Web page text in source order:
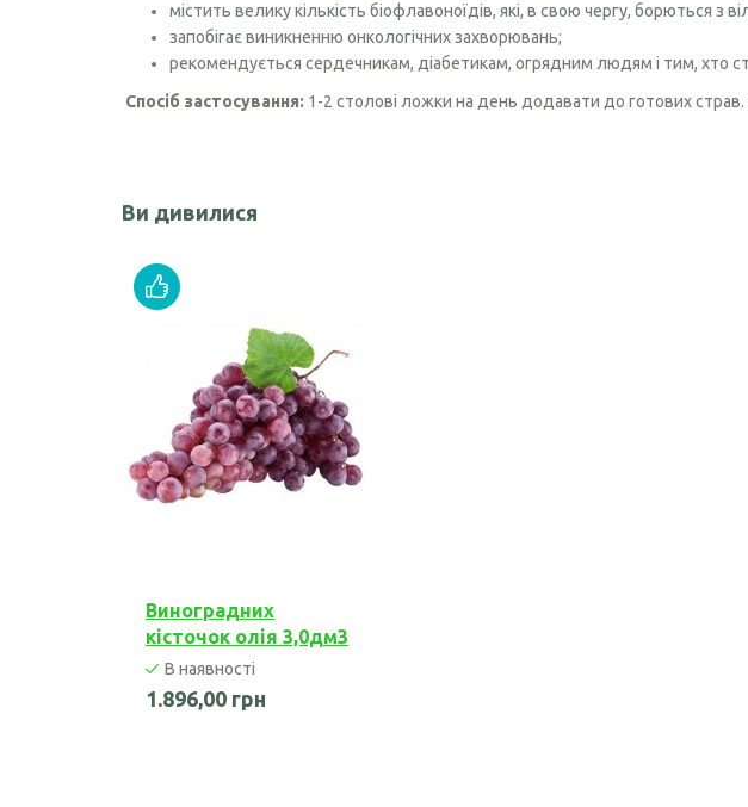
містить велику кількість біофлавоноїдів, які, в свою чергу, борються з
запобігає виникненню онкологічних захворювань;
рекомендується сердечникам, діабетикам, огрядним людям і тим, хто
Спосіб застосування: 1-2 столові ложки на день додавати до готових страв.
Ви дивилися
Виноградних
кісточок олія 3,0дм3
В наявності
1.896,00 грн